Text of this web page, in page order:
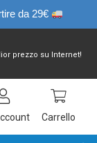
da 29€
prezzo su Internet!
Carrello